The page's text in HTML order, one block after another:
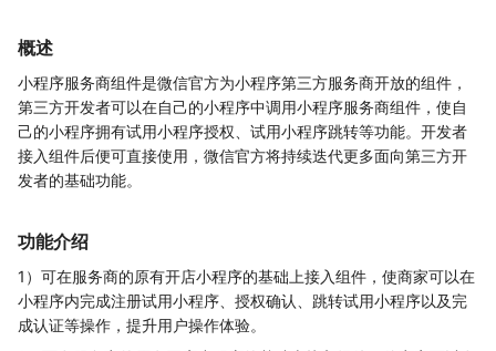
概述
小程序服务商组件是微信官方为小程序第三方服务商开放的组件，
第三方开发者可以在自己的小程序中调用小程序服务商组件，使自
己的小程序拥有试用小程序授权、试用小程序跳转等功能。开发者
接入组件后便可直接使用，微信官方将持续迭代更多面向第三方开
发者的基础功能。
功能介绍
1）可在服务商的原有开店小程序的基础上接入组件，使商家可以在
小程序内完成注册试用小程序、授权确认、跳转试用小程序以及完
成认证等操作，提升用户操作体验。